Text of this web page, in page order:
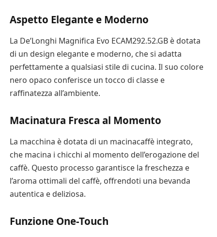
Aspetto Elegante e Moderno
La De’Longhi Magnifica Evo ECAM292.52.GB è dotata
di un design elegante e moderno, che si adatta
perfettamente a qualsiasi stile di cucina. Il suo colore
nero opaco conferisce un tocco di classe e
raffinatezza all’ambiente.
Macinatura Fresca al Momento
La macchina è dotata di un macinacaffè integrato,
che macina i chicchi al momento dell’erogazione del
caffè. Questo processo garantisce la freschezza e
l’aroma ottimali del caffè, offrendoti una bevanda
autentica e deliziosa.
Funzione One-Touch